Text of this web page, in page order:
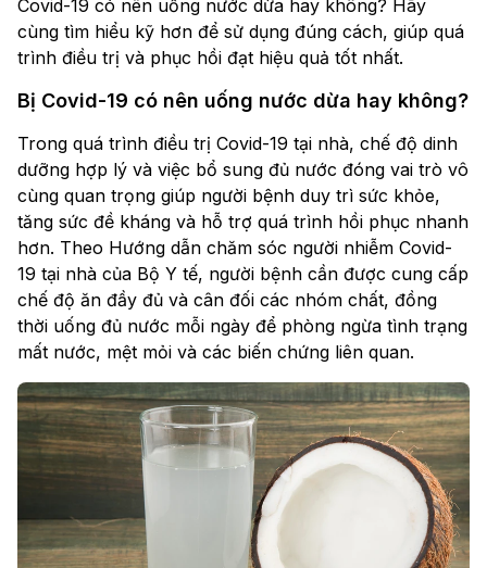
Covid-19 có nên uống nước dừa hay không? Hãy
cùng tìm hiểu kỹ hơn để sử dụng đúng cách, giúp quá
trình điều trị và phục hồi đạt hiệu quả tốt nhất.
Bị Covid-19 có nên uống nước dừa hay không?
Trong quá trình điều trị Covid-19 tại nhà, chế độ dinh
dưỡng hợp lý và việc bổ sung đủ nước đóng vai trò vô
cùng quan trọng giúp người bệnh duy trì sức khỏe,
tăng sức đề kháng và hỗ trợ quá trình hồi phục nhanh
hơn. Theo Hướng dẫn chăm sóc người nhiễm Covid-
19 tại nhà của Bộ Y tế, người bệnh cần được cung cấp
chế độ ăn đầy đủ và cân đối các nhóm chất, đồng
thời uống đủ nước mỗi ngày để phòng ngừa tình trạng
mất nước, mệt mỏi và các biến chứng liên quan.